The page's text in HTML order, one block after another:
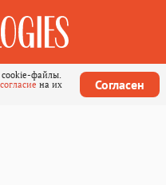
файлы.
согласие на их
Согласен